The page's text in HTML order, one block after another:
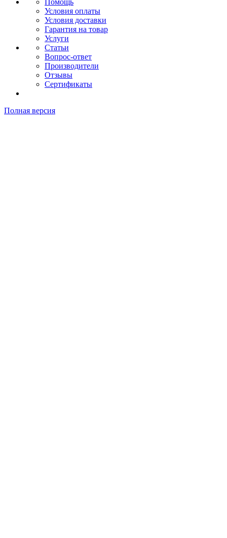
Помощь
Условия оплаты
Условия доставки
Гарантия на товар
Услуги
Статьи
Вопрос-ответ
Производители
Отзывы
Сертификаты
Полная версия